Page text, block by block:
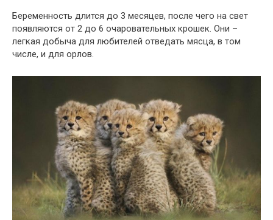
Беременность длится до 3 месяцев, после чего на свет
появляются от 2 до 6 очаровательных крошек. Они –
легкая добыча для любителей отведать мясца, в том
числе, и для орлов.